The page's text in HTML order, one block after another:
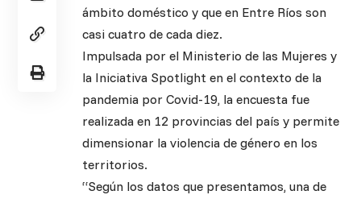
ámbito doméstico y que en Entre Ríos son
casi cuatro de cada diez.
Impulsada por el Ministerio de las Mujeres y
la Iniciativa Spotlight en el contexto de la
pandemia por Covid-19, la encuesta fue
realizada en 12 provincias del país y permite
dimensionar la violencia de género en los
territorios.
“Según los datos que presentamos, una de